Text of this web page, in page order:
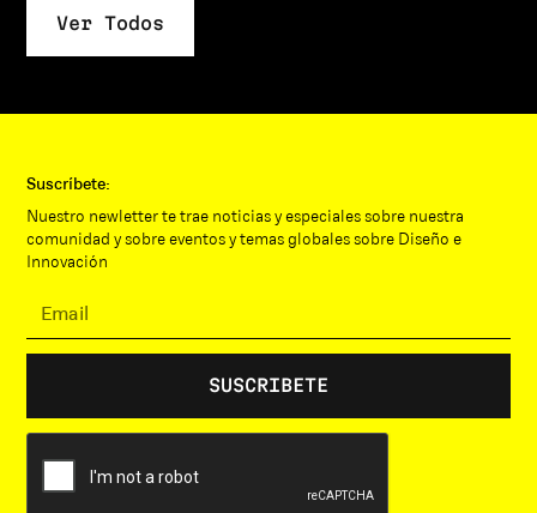
Ver Todos
Suscríbete:
Nuestro newletter te trae noticias y especiales sobre nuestra
comunidad y sobre eventos y temas globales sobre Diseño e
Innovación